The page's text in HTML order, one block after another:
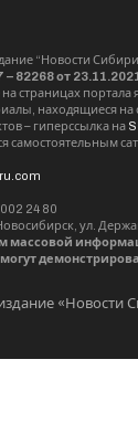
“Новости
82268 от
страницах портала
находящиеся
– гиперссылка на
самостоятельным
24 80
ул.
массовой
«Новости